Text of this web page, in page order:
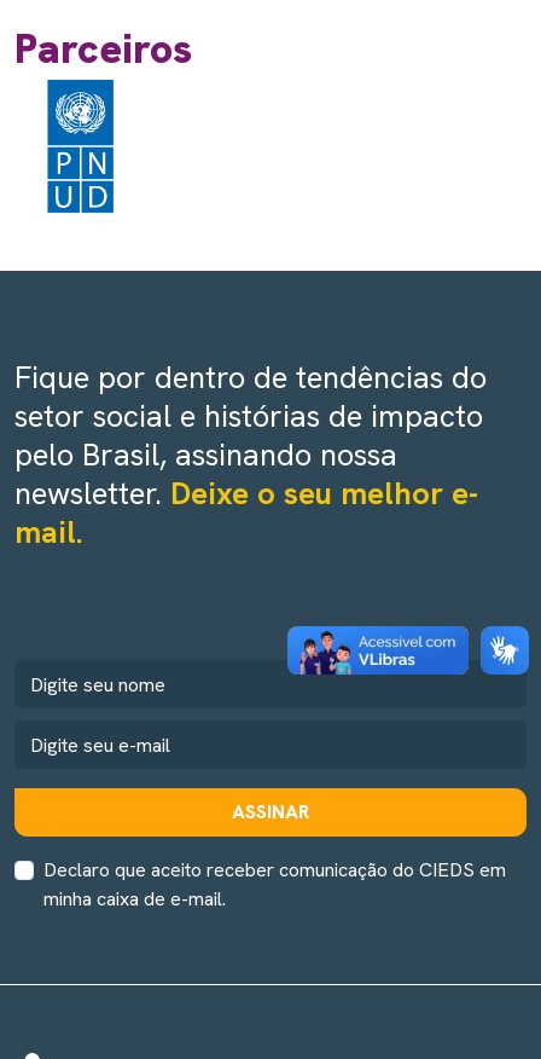
Parceiros
Fique por dentro de tendências do
setor social e histórias de impacto
pelo Brasil, assinando nossa
newsletter. Deixe o seu melhor e-
mail.
ASSINAR
Declaro que aceito receber comunicação do CIEDS em
minha caixa de e-mail.